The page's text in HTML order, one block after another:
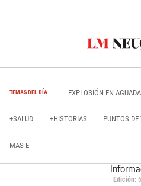
TEMAS DEL DÍA EXPLOSIÓN EN
+SALUD +HISTORIAS PUNTOS DE
MAS E
Edición: